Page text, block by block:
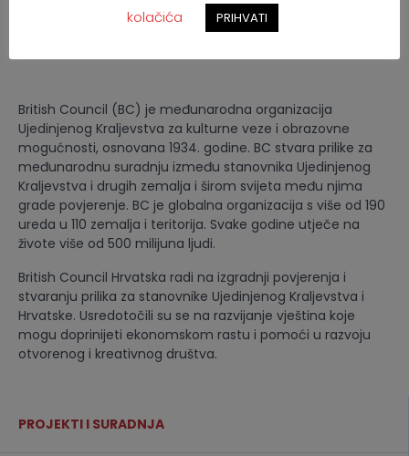
British Council (BC) je međunarodna organizacija
Ujedinjenog Kraljevstva za kulturne veze i obrazovne
mogućnosti, osnovana 1934. godine. BC stvara prilike za
međunarodnu suradnju između stanovnika Ujedinjenog
Kraljevstva i drugih zemalja i širom svijeta među njima
grade povjerenje. BC je globalna organizacija s više od 190
ureda u 110 zemalja i teritorija. Svake godine utječe na
živote više od 500 milijuna ljudi.
British Council Hrvatska radi na izgradnji povjerenja i
stvaranju prilika za stanovnike Ujedinjenog Kraljevstva i
Hrvatske. Usredotočili su se na razvijanje vještina koje
mogu doprinijeti ekonomskom rastu i pomoći u razvoju
otvorenog i kreativnog društva.
PROJEKTI I SURADNJA
kolačića
PRIHVATI